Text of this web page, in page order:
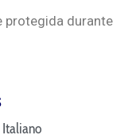
protegida durante
Italiano